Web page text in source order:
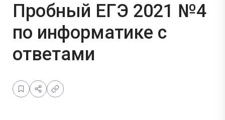
Пробный ЕГЭ 2021 №4
по информатике с
ответами